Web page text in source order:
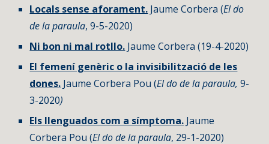
Locals sense aforament. Jaume Corbera (El do
de la paraula, 9-5-2020)
Ni bon ni mal rotllo. Jaume Corbera (19-4-2020)
El femení genèric o la invisibilització de les
dones. Jaume Corbera Pou (El do de la paraula,9-
3-2020)
Els llenguados com a símptoma. Jaume
Corbera Pou (El do de la paraula, 29-1-2020)